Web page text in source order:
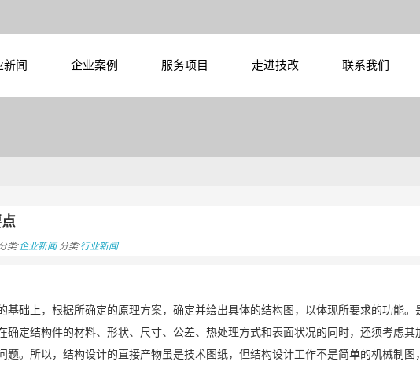
新闻 企业案例 服务项目 走进技改 联系我们
分类:企业新闻分类:行业新闻
基础上，根据所确定的原理方案，确定并绘出具体的结构图，以体现所要求的功能
确定结构件的材料、形状、尺寸、公差、热处理方式和表面状况的同时，还须考虑
题。所以，结构设计的直接产物虽是技术图纸，但结构设计工作不是简单的机械制图